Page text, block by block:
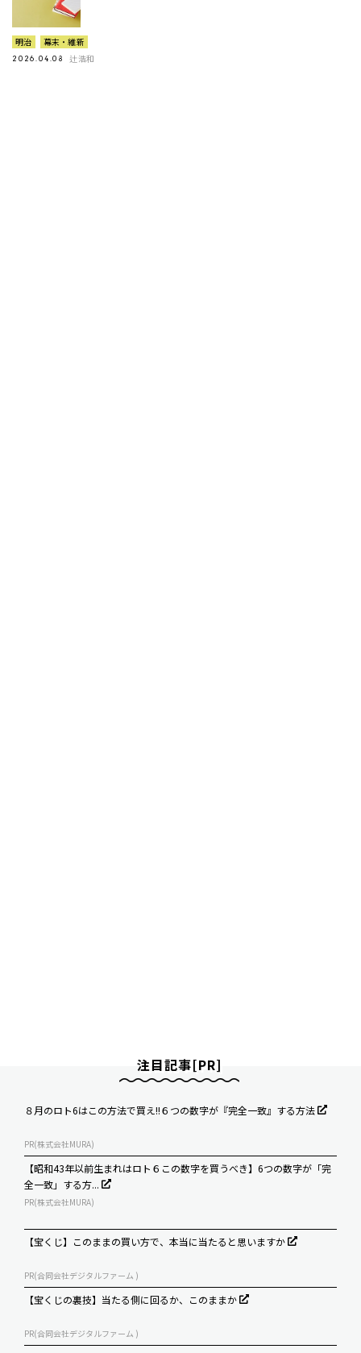
明治 幕末・維新
2026.04.08 辻浩和
注目記事[PR]
８月のロト6はこの方法で買え!!６つの数字が『完全一致』する方法
PR(株式会社MURA)
【昭和43年以前生まれはロト６この数字を買うべき】6つの数字が「完
全一致」する方...
PR(株式会社MURA)
【宝くじ】このままの買い方で、本当に当たると思いますか
PR(合同会社デジタルファーム )
【宝くじの裏技】当たる側に回るか、このままか
PR(合同会社デジタルファーム )